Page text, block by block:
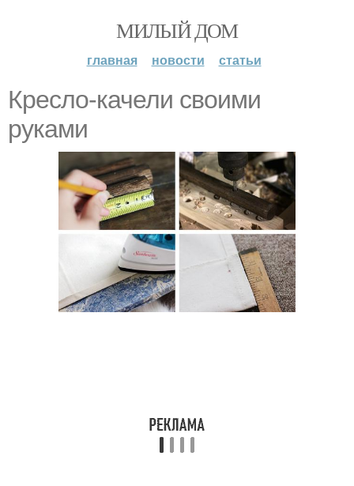
МИЛЫЙ ДОМ
главная новости статьи
Кресло-качели своими
руками